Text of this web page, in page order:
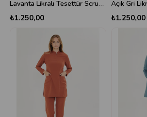
Lavanta Likralı Tesettür Scrubs Takım
₺1.250,00 ₺1.250,00